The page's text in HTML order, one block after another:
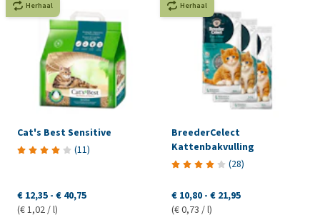
Herhaal
Cat's Best Sensitive
(11)
€ 12,35 - € 40,75
(€ 1,02 / l)
Herhaal
BreederCelect
Kattenbakvulling
(28)
€ 10,80 - € 21,95
(€ 0,73 / l)